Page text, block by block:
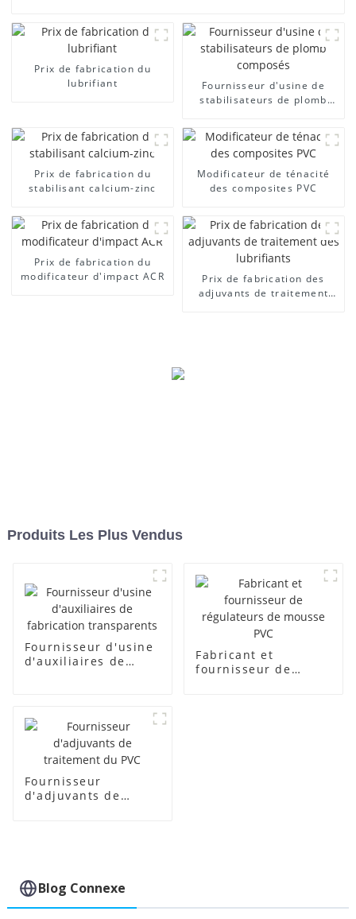
Prix ​​de fabrication du
lubrifiant
Fournisseur d'usine de
stabilisateurs de plomb
Prix ​​de fabrication du
stabilisant calcium-zinc
Modificateur de ténacité
des composites PVC
Prix ​​de fabrication du
modificateur d'impact ACR
Prix ​​de fabrication des
adjuvants de traitement
Produits Les Plus Vendus
Fournisseur d'usine
d'auxiliaires de
Fabricant et
fournisseur de
Fournisseur
d'adjuvants de
Blog Connexe